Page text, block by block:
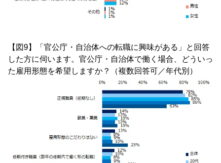
【図9】「官公庁・自治体への転職に興味がある」と回答
した方に伺います。官公庁・自治体で働く場合、どういっ
た雇用形態を希望しますか？（複数回答可／年代別）